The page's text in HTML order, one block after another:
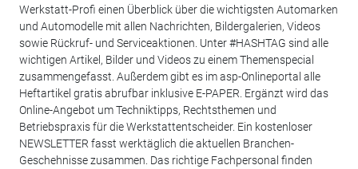
Werkstatt-Profi einen Überblick über die wichtigsten Automarken
und Automodelle mit allen Nachrichten, Bildergalerien, Videos
sowie Rückruf- und Serviceaktionen. Unter #HASHTAG sind alle
wichtigen Artikel, Bilder und Videos zu einem Themenspecial
zusammengefasst. Außerdem gibt es im asp-Onlineportal alle
Heftartikel gratis abrufbar inklusive E-PAPER. Ergänzt wird das
Online-Angebot um Techniktipps, Rechtsthemen und
Betriebspraxis für die Werkstattentscheider. Ein kostenloser
NEWSLETTER fasst werktäglich die aktuellen Branchen-
Geschehnisse zusammen. Das richtige Fachpersonal finden